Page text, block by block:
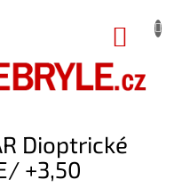
Dioptrické
+3,50